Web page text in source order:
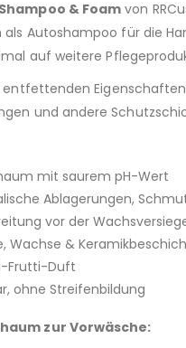
& Foam von
als Autoshampoo für die
auf weitere
und andere
mit saurem pH-Wert
Ablagerungen,
vor der
Wachse &
Frutti-Duft
ohne Streifenbildung
zur Vorwäsche: